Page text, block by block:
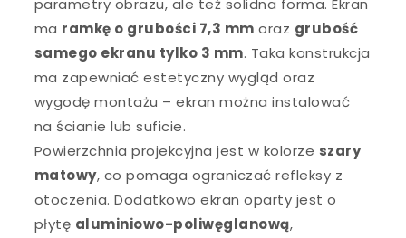
parametry obrazu, ale też solidna forma. Ekran
ma ramkę o grubości 7,3 mm oraz grubość
samego ekranu tylko 3 mm. Taka konstrukcja
ma zapewniać estetyczny wygląd oraz
wygodę montażu – ekran można instalować
na ścianie lub suficie.
Powierzchnia projekcyjna jest w kolorze szary
matowy, co pomaga ograniczać refleksy z
otoczenia. Dodatkowo ekran oparty jest o
płytę aluminiowo-poliwęglanową,